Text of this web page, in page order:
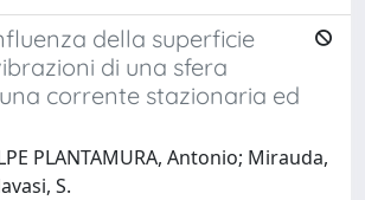
della superficie
di una sfera
corrente stazionaria ed
PLANTAMURA, Antonio; Mirauda,
S.